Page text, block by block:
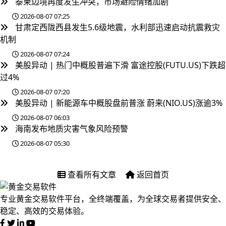
2026-08-07 07:25
甘肃定西陇西县发生5.6级地震，水利部迅速启动抗震救灾
机制
2026-08-07 07:24
美股异动 | 热门中概股普遍下滑 富途控股(FUTU.US)下跌超
过4%
2026-08-07 07:20
美股异动 | 新能源车中概股盘前普涨 蔚来(NIO.US)涨逾3%
2026-08-07 06:03
海南发布地质灾害气象风险预警
2026-08-07 05:30
查看所有文章 返回首页
专业黄金交易软件平台，全终端覆盖，为全球交易者提供安全、
稳定、高效的交易体验。